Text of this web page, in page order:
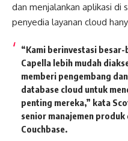
dan menjalankan aplikasi di
penyedia layanan cloud
“Kami berinvestasi
Capella lebih mudah
memberi pengembang
database cloud untuk
penting mereka,” kata
senior manajemen
Couchbase.